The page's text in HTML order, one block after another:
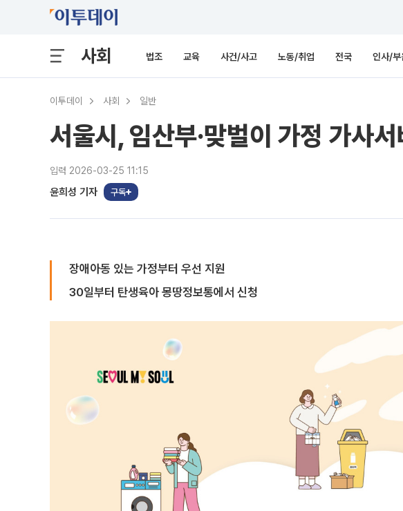
사회 법조 교육 사건/사고 노동/취업 전국 인사/부
이투데이 사회 일반
서울시, 임산부·맞벌이 가정 가
입력 2026-03-25 11:15
윤희성 기자 구독
장애아동 있는 가정부터 우선 지원
30일부터 탄생육아 몽땅정보통에서 신청